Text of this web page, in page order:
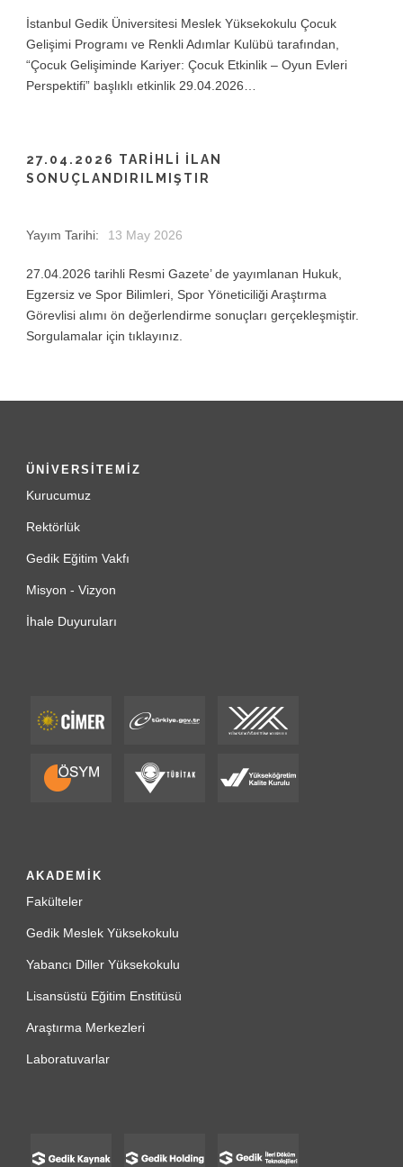
İstanbul Gedik Üniversitesi Meslek Yüksekokulu Çocuk
Gelişimi Programı ve Renkli Adımlar Kulübü tarafından,
“Çocuk Gelişiminde Kariyer: Çocuk Etkinlik – Oyun Evleri
Perspektifi” başlıklı etkinlik 29.04.2026…
27.04.2026 TARIHLI İLAN
SONUÇLANDIRILMIŞTIR
Yayım Tarihi: 13 May 2026
27.04.2026 tarihli Resmi Gazete’ de yayımlanan Hukuk,
Egzersiz ve Spor Bilimleri, Spor Yöneticiliği Araştırma
Görevlisi alımı ön değerlendirme sonuçları gerçekleşmiştir.
Sorgulamalar için tıklayınız.
ÜNİVERSİTEMİZ
Kurucumuz
Rektörlük
Gedik Eğitim Vakfı
Misyon - Vizyon
İhale Duyuruları
AKADEMİK
Fakülteler
Gedik Meslek Yüksekokulu
Yabancı Diller Yüksekokulu
Lisansüstü Eğitim Enstitüsü
Araştırma Merkezleri
Laboratuvarlar